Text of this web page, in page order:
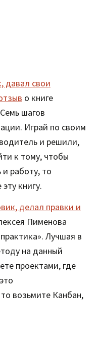
давал свои
о книге
шагов
Играй по своим
и решили,
к тому, чтобы
работу, то
книгу.
делал правки и
Пименова
Лучшая в
на данный
проектами, где
возьмите Канбан,